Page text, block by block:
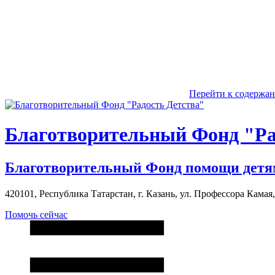
Перейти к
Благотворительный Фонд
Благотворительный Фонд помощи
420101, Республика Татарстан, г. Казань, ул. Профессора
Помочь сейчас